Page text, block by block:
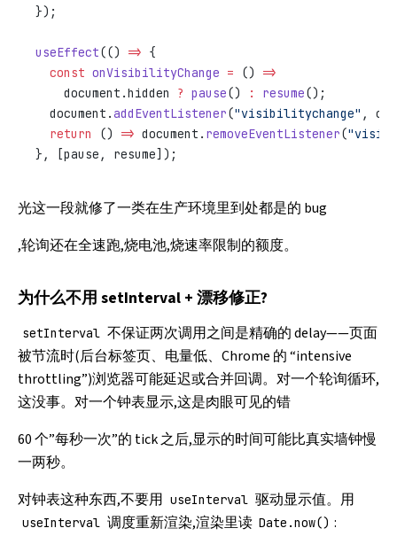
});
useEffect(() => {
  const
onVisibilityChange = () =>
    document.hidden
? pause() : resume();
  document.
addEventListener("visibilitychange" ,
  return
() => document. removeEventListener(
}, [pause, resume]);
光这一段就修了一类在生产环境里到处都是的 bug
,轮询还在全速跑,烧电池,烧速率限制的额度。
为什么不用 setInterval + 漂移修正?
setInterval 不保证两次调用之间是精确的 delay——页面
被节流时(后台标签页、电量低、Chrome 的 “intensive
throttling”)浏览器可能延迟或合并回调。对一个轮询循环,
这没事。对一个钟表显示,这是肉眼可见的错
60 个”每秒一次”的 tick 之后,显示的时间可能比真实墙钟慢
一两秒。
对钟表这种东西,不要用 useInterval 驱动显示值。用
useInterval 调度重新渲染,渲染里读 Date.now() :